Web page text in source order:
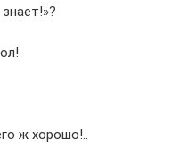
ж хорошо!..